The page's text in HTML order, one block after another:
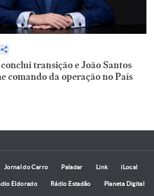
transição e João Santos
comando da operação no País
Jornal do Carro Paladar Link iLocal
Eldorado Rádio Estadão Planeta Digital